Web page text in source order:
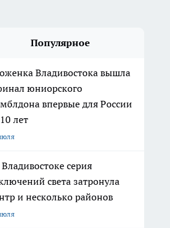
Популярное
Владивостока вышла
юниорского
впервые для России
лет
серия
света затронула
и несколько районов